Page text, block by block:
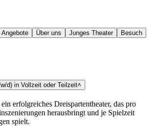
Über uns Junges Theater Besuch
d) in Vollzeit oder Teilzeit˄
erfolgreiches Dreispartentheater, das pro
herausbringt und je Spielzeit
spielt.